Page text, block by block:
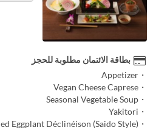
بطاقة الائتمان مطلوبة للحجز
・Appetizer
・Vegan Cheese Caprese
・Seasonal Vegetable Soup
・Yakitori
・Grilled Eggplant Déclinéison (Saido Style)